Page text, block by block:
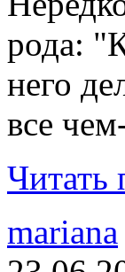
рода:
него
все
Читать
mariana